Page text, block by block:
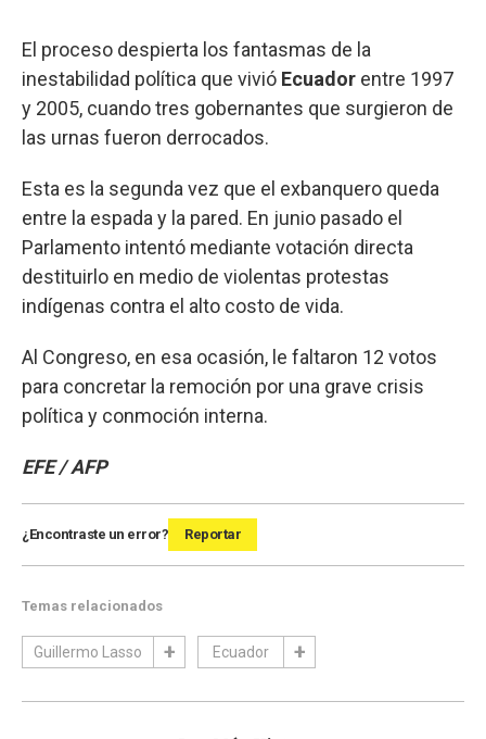
El proceso despierta los fantasmas de la
inestabilidad política que vivió Ecuador entre 1997
y 2005, cuando tres gobernantes que surgieron de
las urnas fueron derrocados.
Esta es la segunda vez que el exbanquero queda
entre la espada y la pared. En junio pasado el
Parlamento intentó mediante votación directa
destituirlo en medio de violentas protestas
indígenas contra el alto costo de vida.
Al Congreso, en esa ocasión, le faltaron 12 votos
para concretar la remoción por una grave crisis
política y conmoción interna.
EFE / AFP
¿Encontraste un error? Reportar
Temas relacionados
Guillermo Lasso Ecuador